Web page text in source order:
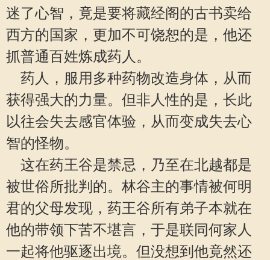
迷了心智，竟是要将藏经阁的古书卖给
西方的国家，更加不可饶恕的是，他还
抓普通百姓炼成药人。
药人，服用多种药物改造身体，从而
获得强大的力量。但非人性的是，长此
以往会失去感官体验，从而变成失去心
智的怪物。
这在药王谷是禁忌，乃至在北越都是
被世俗所批判的。林谷主的事情被何明
君的父母发现，药王谷所有弟子本就在
他的带领下苦不堪言，于是联同何家人
一起将他驱逐出境。但没想到他竟然还